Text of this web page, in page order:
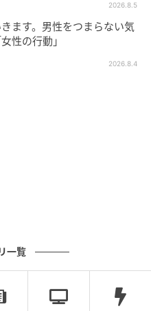
ウンドと多角的な視点
で、不動産に関わるす
トです。
と提携する全国の不動産
毎年3月と9月に発表され
2026.8.5
ます。男性をつまらない気
性の行動」
2026.8.4
一覧